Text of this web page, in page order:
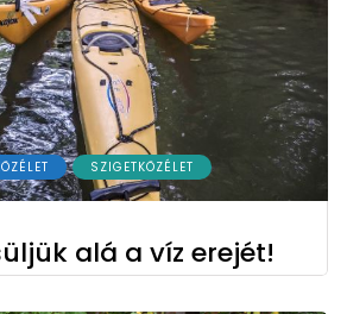
SZIGETKÖZÉLET
alá a víz erejét!